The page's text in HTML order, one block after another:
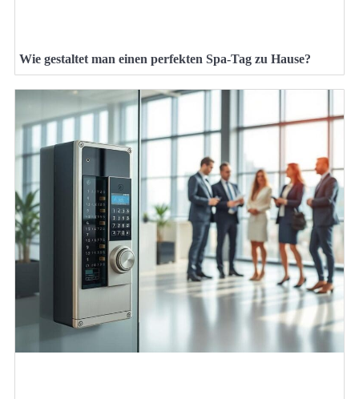
Wie gestaltet man einen perfekten Spa-Tag zu Hause?